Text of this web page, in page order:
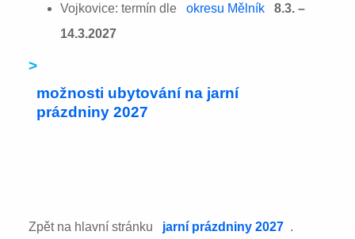
Vojkovice: termín dle
okresu Mělník
8.3. –
14.3.2027
>
možnosti ubytování na jarní
prázdniny 2027
Zpět na hlavní stránku jarní prázdniny 2027 .